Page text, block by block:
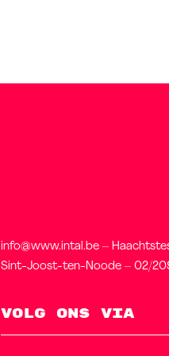
info@www.intal.be –
Sint-Joost-ten-Noode – 02/
Volg ons via